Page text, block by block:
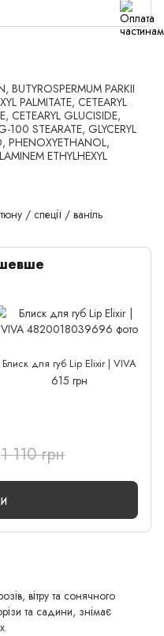
BUTYROSPERMUM PARKII
PALMITATE, CETEARYL
CETEARYL GLUCISIDE,
100 STEARATE, GLYCERYL
PHENOXYETHANOL,
ETHYLHEXYL
/ спеції / ваніль
Блиск для губ Lip Elixir | VIVA
615 грн
1 110 грн
вітру та сонячного
та садини, знімає